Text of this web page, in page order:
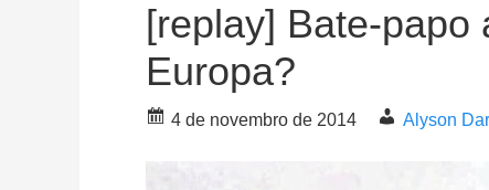
[replay] Bate-papo
Europa?
4 de novembro de 2014 Alyson